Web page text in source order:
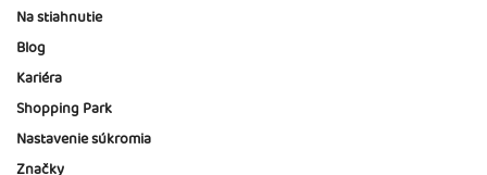
Na stiahnutie
Blog
Kariéra
Shopping Park
Nastavenie súkromia
Značky